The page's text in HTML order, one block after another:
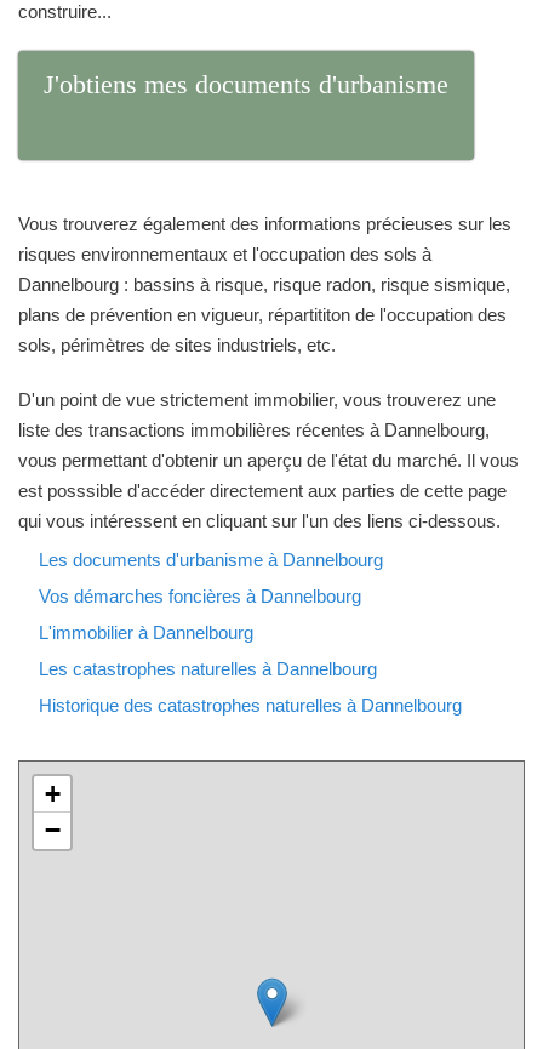
construire...
J'obtiens mes documents d'urbanisme
Vous trouverez également des informations précieuses sur les
risques environnementaux et l'occupation des sols à
Dannelbourg : bassins à risque, risque radon, risque sismique,
plans de prévention en vigueur, répartititon de l'occupation des
sols, périmètres de sites industriels, etc.
D'un point de vue strictement immobilier, vous trouverez une
liste des transactions immobilières récentes à Dannelbourg,
vous permettant d'obtenir un aperçu de l'état du marché. Il vous
est posssible d'accéder directement aux parties de cette page
qui vous intéressent en cliquant sur l'un des liens ci-dessous.
Les documents d'urbanisme à Dannelbourg
Vos démarches foncières à Dannelbourg
L'immobilier à Dannelbourg
Les catastrophes naturelles à Dannelbourg
Historique des catastrophes naturelles à Dannelbourg
+
−